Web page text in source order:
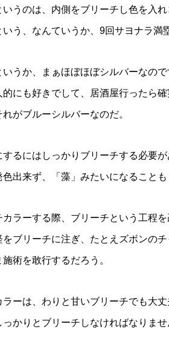
いうのは、内側をブリーチし色を入
う、なんていうか、9回サヨナラ満
うか、まぁほぼほぼシルバーなの
にも好きでして、居酒屋行ったら
がブルーシルバーなのだ。
するにはしっかりブリーチする必要
出来ず、「藻」みたいになることも
ラーする際、ブリーチという工程
ブリーチに注ぎ、たとえズボンの
術を敢行するだろう。
ーは、わりと甘いブリーチでも大
かりとブリーチしなければなりませ